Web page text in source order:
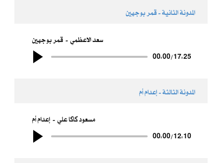
المدونة الثانية - قمر بوجهين
قمر بوجهين سعد الاعظمي
00:00/17:25
المدونة الثالثة - إعدام أم
إعدام أم مسعود كاكا علي
00:00/12:10